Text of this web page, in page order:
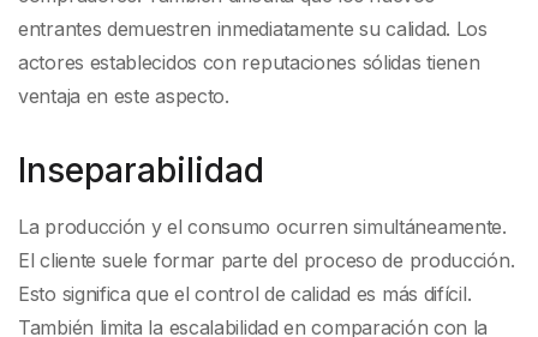
entrantes demuestren inmediatamente su calidad. Los
actores establecidos con reputaciones sólidas tienen
ventaja en este aspecto.
Inseparabilidad
La producción y el consumo ocurren simultáneamente.
El cliente suele formar parte del proceso de producción.
Esto significa que el control de calidad es más difícil.
También limita la escalabilidad en comparación con la